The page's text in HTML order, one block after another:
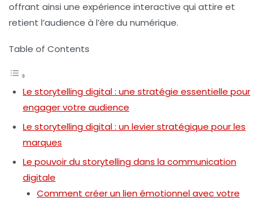
offrant ainsi une expérience interactive qui attire et
retient l’audience à l’ère du numérique.
Table of Contents
Le storytelling digital : une stratégie essentielle pour
engager votre audience
Le storytelling digital : un levier stratégique pour les
marques
Le pouvoir du storytelling dans la communication
digitale
Comment créer un lien émotionnel avec votre